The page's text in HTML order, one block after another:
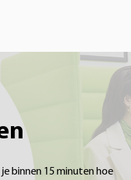
binnen 15 minuten hoe